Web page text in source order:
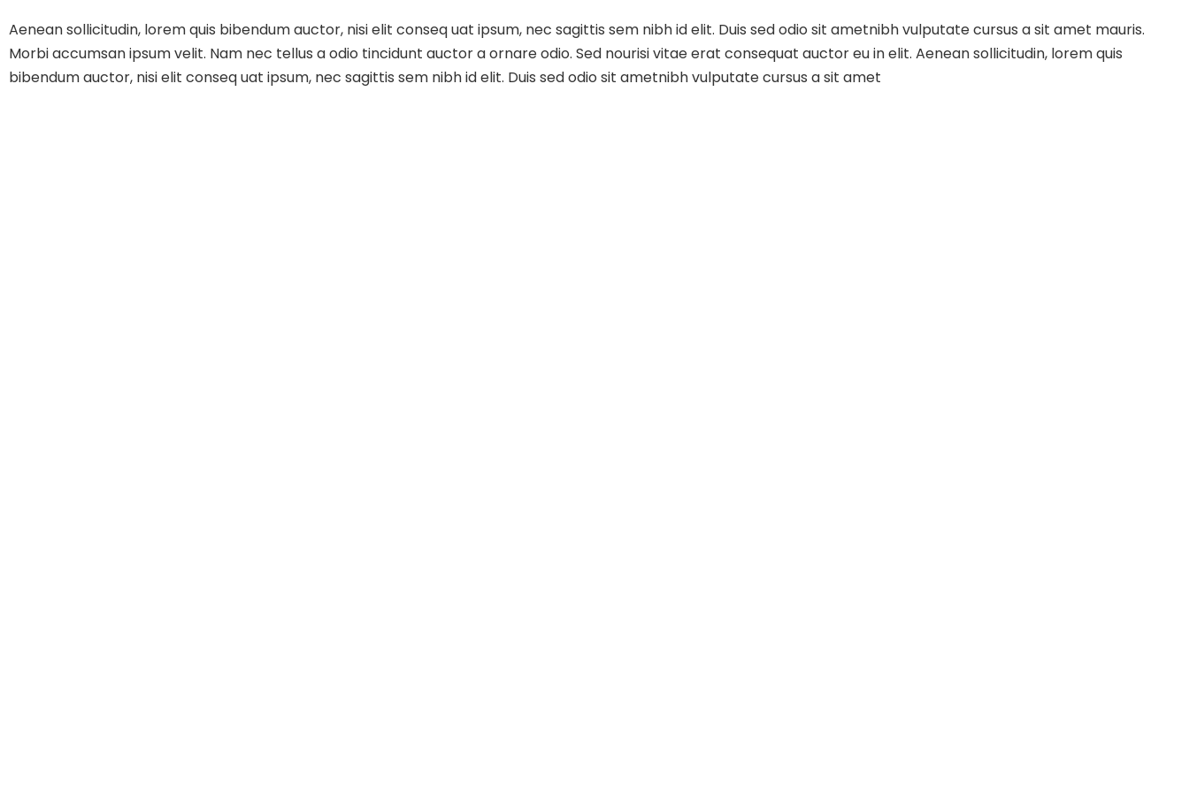
Aenean sollicitudin, lorem quis bibendum auctor, nisi elit conseq uat ipsum, nec sagittis sem nibh id elit. Duis sed odio sit ametnibh vulputate cursus a sit amet mauris.
Morbi accumsan ipsum velit. Nam nec tellus a odio tincidunt auctor a ornare odio. Sed nourisi vitae erat consequat auctor eu in elit. Aenean sollicitudin, lorem quis
bibendum auctor, nisi elit conseq uat ipsum, nec sagittis sem nibh id elit. Duis sed odio sit ametnibh vulputate cursus a sit amet